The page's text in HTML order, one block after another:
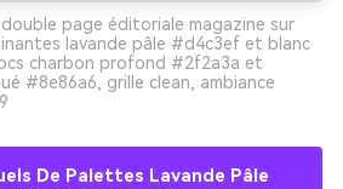
page éditoriale magazine sur
lavande pâle #d4c3ef et blanc
charbon profond #2f2a3a et
#8e86a6, grille clean, ambiance
De Palettes Lavande Pâle